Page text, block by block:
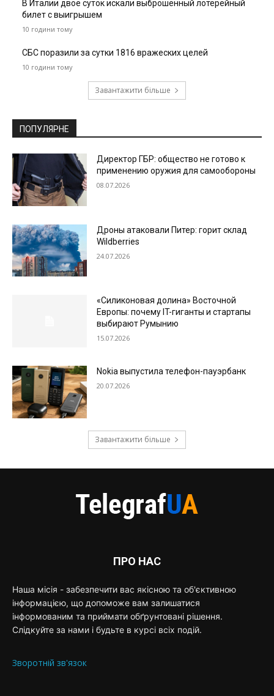
В Италии двое суток искали выброшенный лотерейный
билет с выигрышем
10 години тому
СБС поразили за сутки 1816 вражеских целей
10 години тому
Завантажити більше
ПОПУЛЯРНЕ
Директор ГБР: общество не готово к
применению оружия для самообороны
08.07.2026
Дроны атаковали Питер: горит склад
Wildberries
24.07.2026
«Силиконовая долина» Восточной
Европы: почему IT-гиганты и стартапы
выбирают Румынию
15.07.2026
Nokia выпустила телефон-пауэрбанк
20.07.2026
Завантажити більше
ПРО НАС
Наша місія - забезпечити вас якісною та об'єктивною
інформацією, що допоможе вам залишатися
інформованим та приймати обґрунтовані рішення.
Слідкуйте за нами і будьте в курсі всіх подій.
Зворотній зв'язок